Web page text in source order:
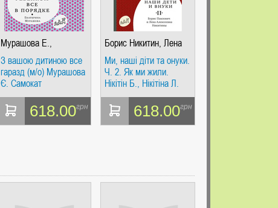
Мурашова Е.,
Майорова Н.
З вашою дитиною все
гаразд (м/о) Мурашова
Є. Самокат
618.00грн
Борис Никитин, Лена
Никитина
Ми, наші діти та онуки.
Ч. 2. Як ми жили.
Нікітін Б., Нікітіна Л.
Самокат
618.00грн